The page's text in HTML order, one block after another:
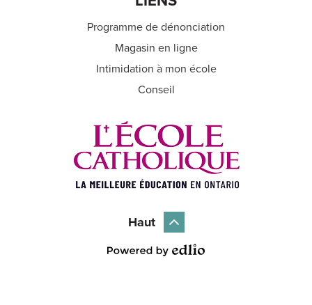
Programme de dénonciation
Magasin en ligne
Intimidation à mon école
Conseil
Haut